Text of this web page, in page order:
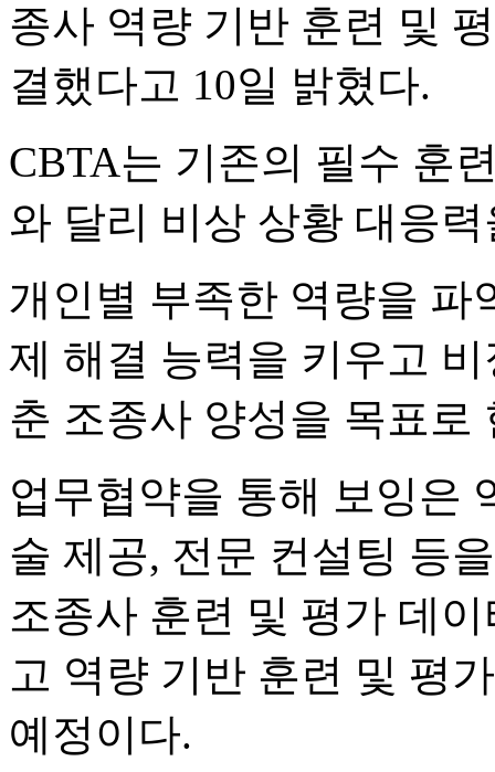
종사 역량 기반 훈련 및
결했다고 10일 밝혔다.
CBTA는 기존의 필수 훈
와 달리 비상 상황 대응
개인별 부족한 역량을 파
제 해결 능력을 키우고
춘 조종사 양성을 목표로
업무협약을 통해 보잉은
술 제공, 전문 컨설팅 등
조종사 훈련 및 평가 데
고 역량 기반 훈련 및 평
예정이다.